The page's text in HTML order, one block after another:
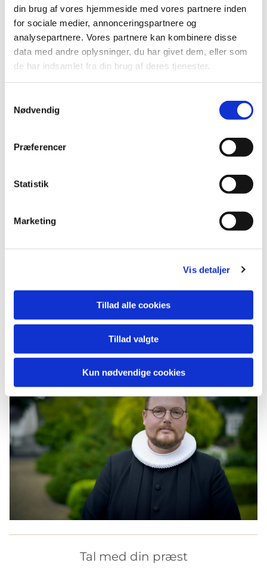
din brug af vores hjemmeside med vores partnere inden
for sociale medier, annonceringspartnere og
analysepartnere. Vores partnere kan kombinere disse
data med andre oplysninger, du har givet dem, eller som
de har indsamlet fra din brug af deres tjenester.
Nødvendig
Præferencer
Statistik
Marketing
Vis detaljer
Tillad alle cookies
Tillad valgte
Kun nødvendige cookies
Læs mere
Tal med din præst